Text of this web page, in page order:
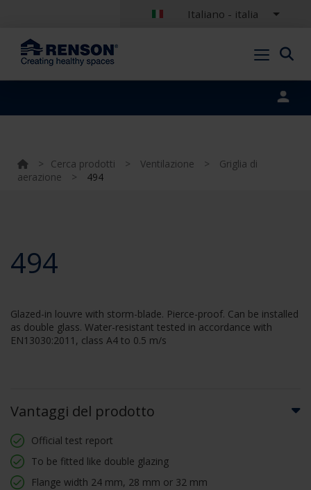
Italiano - italia
> Cerca prodotti > Ventilazione >
Griglia di
aerazione
> 494
494
Glazed-in louvre with storm-blade. Pierce-proof. Can be installed
as double glass. Water-resistant tested in accordance with
EN13030:2011, class A4 to 0.5 m/s
Vantaggi del prodotto
Official test report
To be fitted like double glazing
Flange width 24 mm, 28 mm or 32 mm